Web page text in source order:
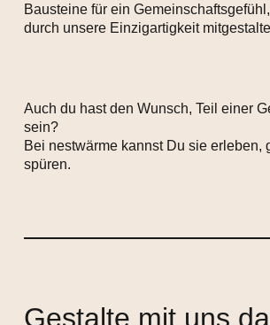
Bausteine für ein
durch unsere Einzigartigkeit
Auch du hast den Wunsch, Teil einer
sein?
Bei nestwärme kannst Du sie erleben,
spüren.
Gestalte mit uns